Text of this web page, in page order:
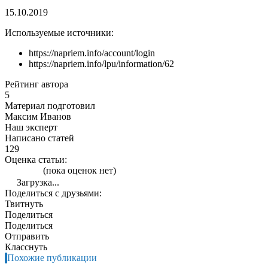
15.10.2019
Используемые источники:
https://napriem.info/account/login
https://napriem.info/lpu/information/62
Рейтинг автора
5
Материал подготовил
Максим Иванов
Наш эксперт
Написано статей
129
Оценка статьи:
(пока оценок нет)
Загрузка...
Поделиться с друзьями:
Твитнуть
Поделиться
Поделиться
Отправить
Класснуть
Похожие публикации